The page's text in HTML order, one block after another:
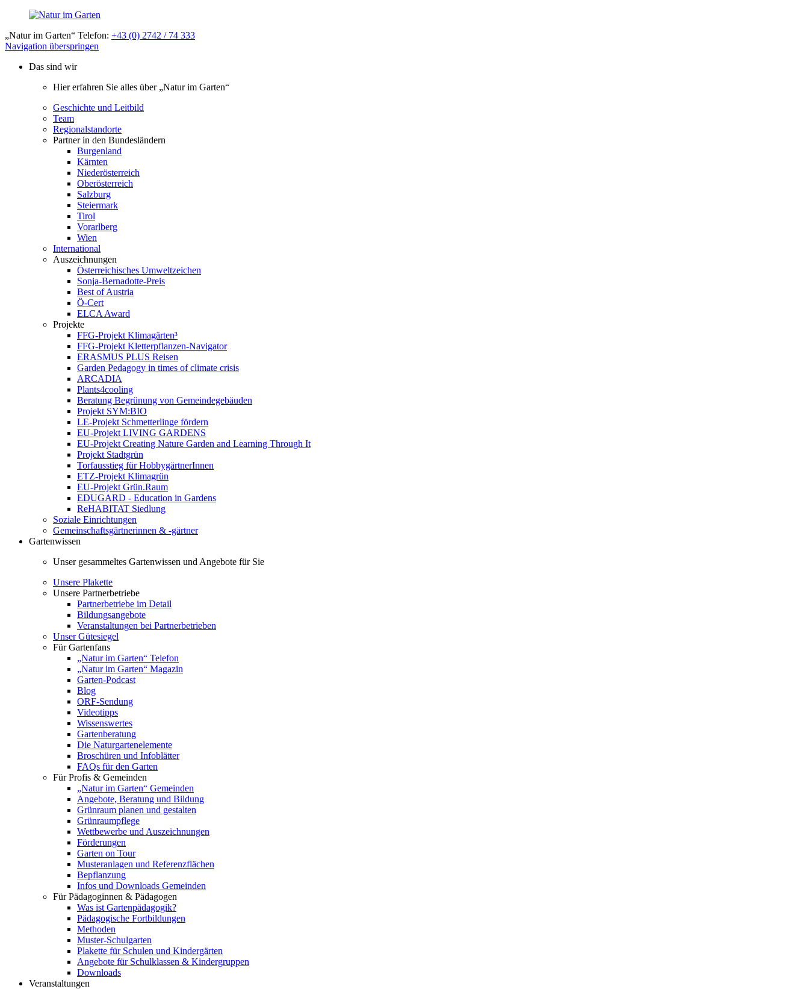
„Natur im Garten“ Telefon: +43 (0) 2742 / 74 333
Navigation überspringen
Das sind wir
Hier erfahren Sie alles über „Natur im Garten“
Geschichte und Leitbild
Team
Regionalstandorte
Partner in den Bundesländern
Burgenland
Kärnten
Niederösterreich
Oberösterreich
Salzburg
Steiermark
Tirol
Vorarlberg
Wien
International
Auszeichnungen
Österreichisches Umweltzeichen
Sonja-Bernadotte-Preis
Best of Austria
Ö-Cert
ELCA Award
Projekte
FFG-Projekt Klimagärten³
FFG-Projekt Kletterpflanzen-Navigator
ERASMUS PLUS Reisen
Garden Pedagogy in times of climate crisis
ARCADIA
Plants4cooling
Beratung Begrünung von Gemeindegebäuden
Projekt SYM:BIO
LE-Projekt Schmetterlinge fördern
EU-Projekt LIVING GARDENS
EU-Projekt Creating Nature Garden and Learning Through It
Projekt Stadtgrün
Torfausstieg für HobbygärtnerInnen
ETZ-Projekt Klimagrün
EU-Projekt Grün.Raum
EDUGARD - Education in Gardens
ReHABITAT Siedlung
Soziale Einrichtungen
Gemeinschaftsgärtnerinnen & -gärtner
Gartenwissen
Unser gesammeltes Gartenwissen und Angebote für Sie
Unsere Plakette
Unsere Partnerbetriebe
Partnerbetriebe im Detail
Bildungsangebote
Veranstaltungen bei Partnerbetrieben
Unser Gütesiegel
Für Gartenfans
„Natur im Garten“ Telefon
„Natur im Garten“ Magazin
Garten-Podcast
Blog
ORF-Sendung
Videotipps
Wissenswertes
Gartenberatung
Die Naturgartenelemente
Broschüren und Infoblätter
FAQs für den Garten
Für Profis & Gemeinden
„Natur im Garten“ Gemeinden
Angebote, Beratung und Bildung
Grünraum planen und gestalten
Grünraumpflege
Wettbewerbe und Auszeichnungen
Förderungen
Garten on Tour
Musteranlagen und Referenzflächen
Bepflanzung
Infos und Downloads Gemeinden
Für Pädagoginnen & Pädagogen
Was ist Gartenpädagogik?
Pädagogische Fortbildungen
Methoden
Muster-Schulgarten
Plakette für Schulen und Kindergärten
Angebote für Schulklassen & Kindergruppen
Downloads
Veranstaltungen